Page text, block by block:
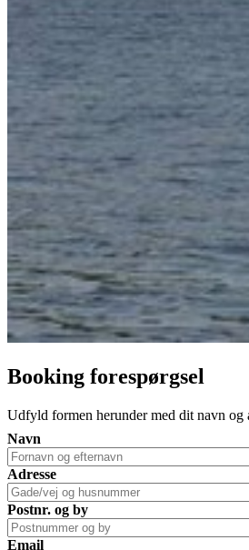
Booking forespørgsel
Udfyld formen herunder med dit navn og
Navn
Adresse
Postnr. og by
Email